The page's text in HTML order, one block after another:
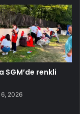
SGM’de renkli
2026